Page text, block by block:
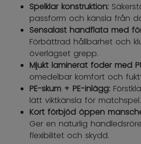
Spelklar konstruktion:
passform och känsla från
Sensalast handflata med
Förbättrad hållbarhet och
överlägset grepp.
Mjukt laminerat foder med
omedelbar komfort och
PE-skum + PE-inlägg:
lätt viktkänsla för matchspel.
Kort förbjöd öppen
Ger en naturlig
flexibilitet och skydd.